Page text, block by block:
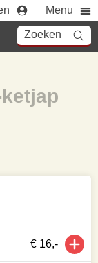
Menu
Zoeken
€ 16,-